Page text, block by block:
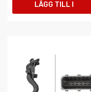
LÄGG TILL I